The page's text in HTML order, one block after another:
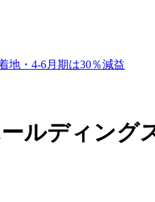
地・4-6月期は30％減益
ルディング